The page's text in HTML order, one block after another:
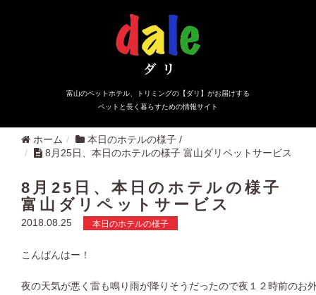
富山のペットホテル、トリミングの【ダリ】がお届けする
ペットと長く暮らすための情報サイト
ホーム 本日のホテルの様子 /
8月25日、本日のホテルの様子 富山ダリペットサービス
8月25日、本日のホテルの様子
富山ダリペットサービス
2018.08.25 本日のホテルの様子
こんばんはー！
夜の天気が悪く雷も鳴り雨が降りそうだったので夜１２時前のお